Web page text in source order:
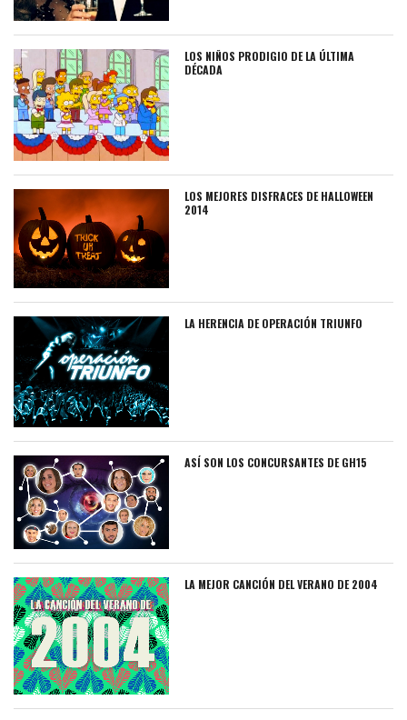
LOS NIÑOS PRODIGIO DE LA ÚLTIMA
DÉCADA
LOS MEJORES DISFRACES DE HALLOWEEN
2014
LA HERENCIA DE OPERACIÓN TRIUNFO
ASÍ SON LOS CONCURSANTES DE GH15
LA MEJOR CANCIÓN DEL VERANO DE 2004